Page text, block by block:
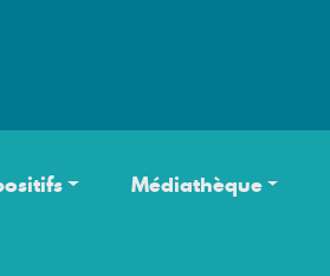
Médiathèque